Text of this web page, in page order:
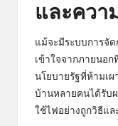
และควา
แม้จะมีระบบการจั
เข้าใจจากภายนอ
นโยบายรัฐที่ห้ามเผ
บ้านหลายคนได้รับ
ใช้ไฟอย่างถูกวิธีแล